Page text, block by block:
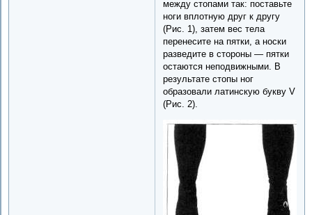
между стопами так: поставьте
ноги вплотную друг к другу
(Рис. 1), затем вес тела
перенесите на пятки, а носки
разведите в стороны — пятки
остаются неподвижными. В
результате стопы ног
образовали латинскую букву V
(Рис. 2).